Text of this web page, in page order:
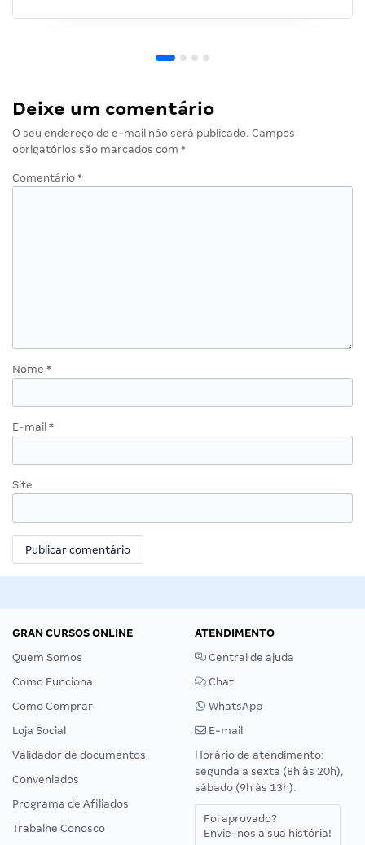
Deixe um comentário
O seu endereço de e-mail não será publicado. Campos
obrigatórios são marcados com *
Comentário *
Nome *
E-mail *
Site
GRAN CURSOS ONLINE
Quem Somos
Como Funciona
Como Comprar
Loja Social
Validador de documentos
Conveniados
Programa de Afiliados
Trabalhe Conosco
ATENDIMENTO
Central de ajuda
Chat
WhatsApp
E-mail
Horário de atendimento:
segunda a sexta (8h às 20h),
sábado (9h às 13h).
Foi aprovado?
Envie-nos a sua história!